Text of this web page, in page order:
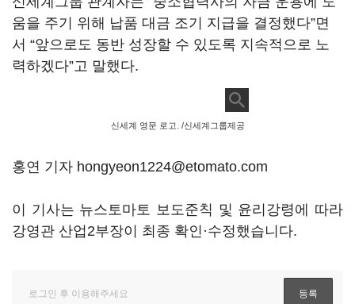
움을 주기 위해 납품 대금 조기 지급을 결정했다”면
서 “앞으로도 동반 성장할 수 있도록 지속적으로 노
력하겠다”고 말했다.
신세계 영문 로고. /신세계그룹제공
홍연 기자 hongyeon1224@etomato.com
이 기사는 뉴스토마토 보도준칙 및 윤리강령에 따라
강영관 산업2부장이 최종 확인·수정했습니다.